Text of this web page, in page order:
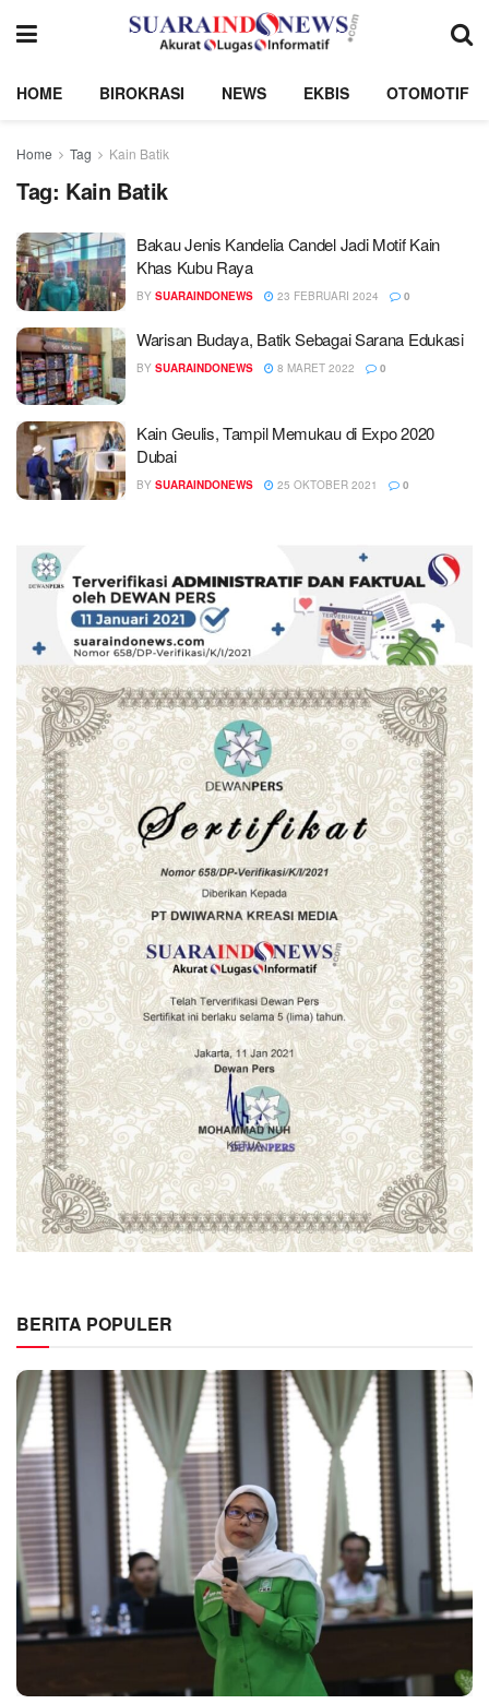
HOME BIROKRASI NEWS EKBIS OTOMOTIF
Home Tag Kain Batik
Tag: Kain Batik
Bakau Jenis Kandelia Candel Jadi Motif Kain
Khas Kubu Raya
BY SUARAINDONEWS 23 FEBRUARI 2024 0
Warisan Budaya, Batik Sebagai Sarana Edukasi
BY SUARAINDONEWS 8 MARET 2022 0
Kain Geulis, Tampil Memukau di Expo 2020
Dubai
BY SUARAINDONEWS 25 OKTOBER 2021 0
BERITA POPULER